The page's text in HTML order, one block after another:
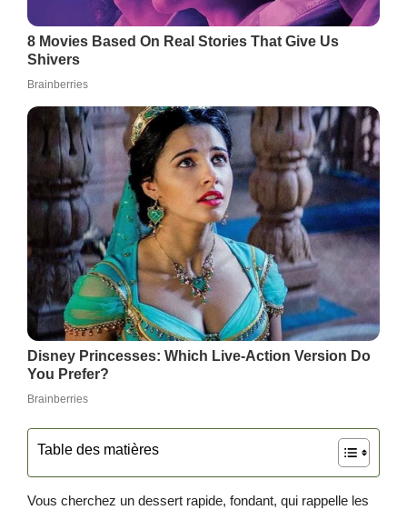
Table des matières
Vous cherchez un dessert rapide, fondant, qui rappelle les